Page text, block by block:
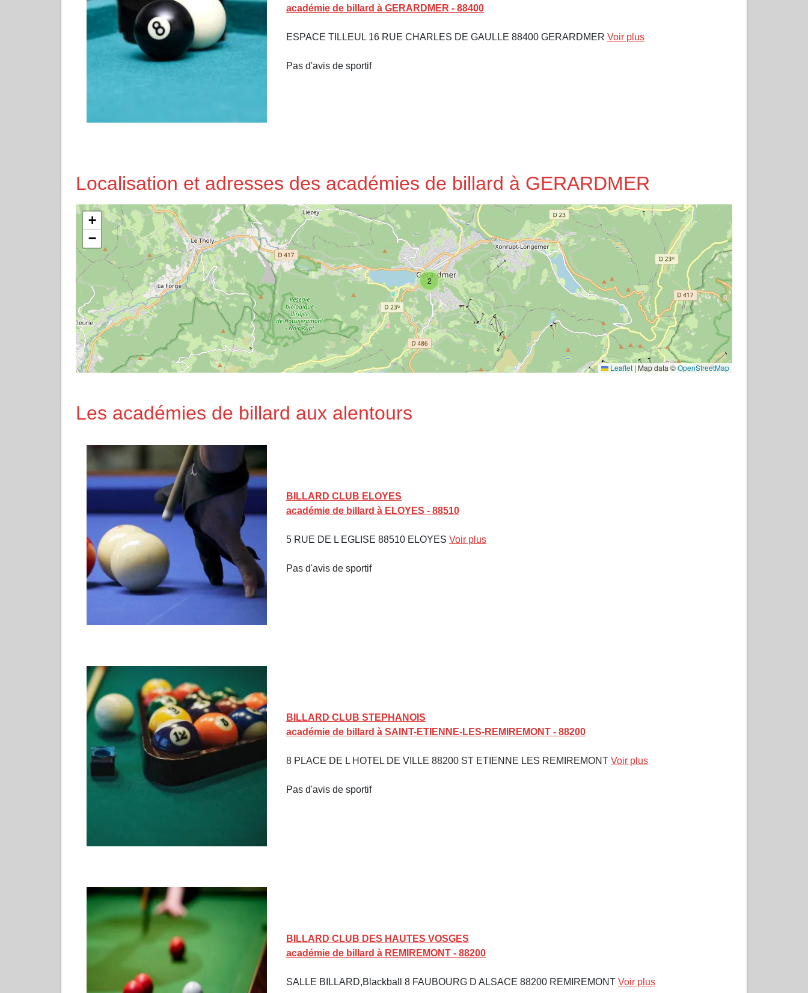
académie de billard à GERARDMER - 88400
ESPACE TILLEUL 16 RUE CHARLES DE GAULLE 88400 GERARDMER Voir plus
Pas d'avis de sportif
Localisation et adresses des académies de billard à GERARDMER
2
+
−
Leaflet | Map data ©OpenStreetMap
Les académies de billard aux alentours
BILLARD CLUB ELOYES
académie de billard à ELOYES - 88510
5 RUE DE L EGLISE 88510 ELOYES Voir plus
Pas d'avis de sportif
BILLARD CLUB STEPHANOIS
académie de billard à SAINT-ETIENNE-LES-REMIREMONT - 88200
8 PLACE DE L HOTEL DE VILLE 88200 ST ETIENNE LES REMIREMONT Voir plus
Pas d'avis de sportif
BILLARD CLUB DES HAUTES VOSGES
académie de billard à REMIREMONT - 88200
SALLE BILLARD,Blackball 8 FAUBOURG D ALSACE 88200 REMIREMONT Voir plus